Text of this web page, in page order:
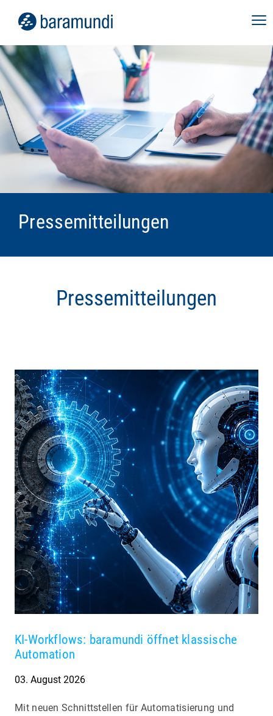
Pressemitteilungen
Pressemitteilungen
KI-Workflows: baramundi öffnet klassische
Automation
03. August 2026
Mit neuen Schnittstellen für Automatisierung und